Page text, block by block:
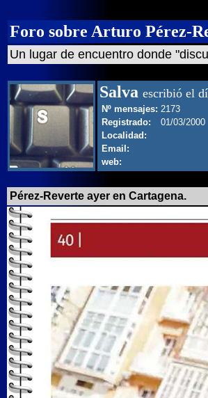
Foro sobre Arturo Pérez-
Un lugar de encuentro donde
Salva escribió el
Nº mensajes: 2173
Registrado:
01/03/2000
Localidad:
Email:
web:
Pérez-Reverte ayer en Cartagena.